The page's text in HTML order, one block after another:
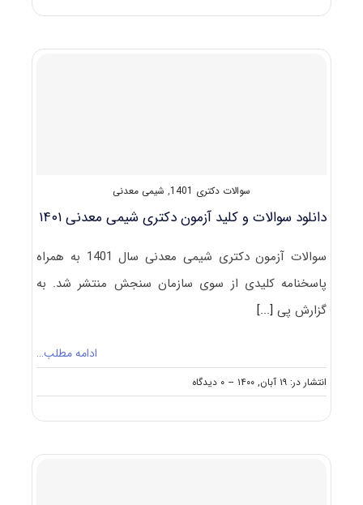
معدنی
سوالات دکتری 1401 , شیمی معدنی
دانلود سوالات و کلید آزمون دکتری شیمی معدنی ۱۴۰۱
سوالات آزمون دکتری شیمی معدنی سال 1401 به همراه
پاسخنامه کلیدی از سوی سازمان سنجش منتشر شد. به
گزارش پی[...]
ادامه مطلب…
انتشار در: ۱۹ آبان, ۱۴۰۰ -- ۰ دیدگاه
on
دانلود
آزمون